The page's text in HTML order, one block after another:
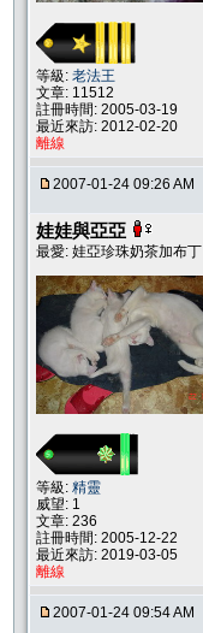
等級: 老法王
文章: 11512
註冊時間: 2005-03-19
最近來訪: 2012-02-20
離線
2007-01-24 09:26 AM
娃娃與亞亞
最愛: 娃亞珍珠奶茶加布丁
等級: 精靈
威望: 1
文章: 236
註冊時間: 2005-12-22
最近來訪: 2019-03-05
離線
2007-01-24 09:54 AM